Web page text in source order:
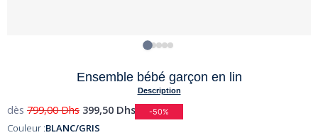
Ensemble bébé garçon en lin
Description
dès 799,00Dhs 399,50 Dhs -50%
Couleur :BLANC/GRIS